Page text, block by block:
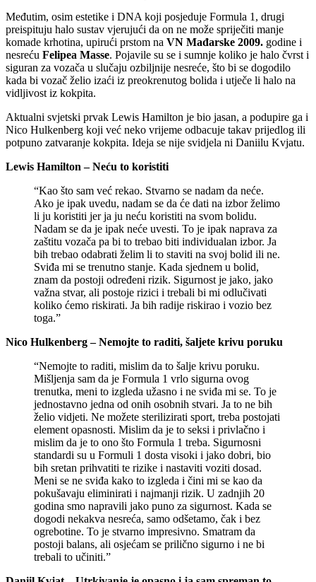
Međutim, osim estetike i DNA koji posjeduje Formula 1, drugi
preispituju halo sustav vjerujući da on ne može spriječiti manje
komade krhotina, upirući prstom na VN Mađarske 2009. godine i
nesreću Felipea Masse. Pojavile su se i sumnje koliko je halo čvrst i
siguran za vozača u slučaju ozbiljnije nesreće, što bi se dogodilo
kada bi vozač želio izaći iz preokrenutog bolida i utječe li halo na
vidljivost iz kokpita.
Aktualni svjetski prvak Lewis Hamilton je bio jasan, a podupire ga i
Nico Hulkenberg koji već neko vrijeme odbacuje takav prijedlog ili
potpuno zatvaranje kokpita. Ideja se nije svidjela ni Daniilu Kvjatu.
Lewis Hamilton – Neću to koristiti
“Kao što sam već rekao. Stvarno se nadam da neće.
Ako je ipak uvedu, nadam se da će dati na izbor želimo
li ju koristiti jer ja ju neću koristiti na svom bolidu.
Nadam se da je ipak neće uvesti. To je ipak naprava za
zaštitu vozača pa bi to trebao biti individualan izbor. Ja
bih trebao odabrati želim li to staviti na svoj bolid ili ne.
Sviđa mi se trenutno stanje. Kada sjednem u bolid,
znam da postoji određeni rizik. Sigurnost je jako, jako
važna stvar, ali postoje rizici i trebali bi mi odlučivati
koliko ćemo riskirati. Ja bih radije riskirao i vozio bez
toga.”
Nico Hulkenberg – Nemojte to raditi, šaljete krivu poruku
“Nemojte to raditi, mislim da to šalje krivu poruku.
Mišljenja sam da je Formula 1 vrlo sigurna ovog
trenutka, meni to izgleda užasno i ne sviđa mi se. To je
jednostavno jedna od onih osobnih stvari. Ja to ne bih
želio vidjeti. Ne možete sterilizirati sport, treba postojati
element opasnosti. Mislim da je to seksi i privlačno i
mislim da je to ono što Formula 1 treba. Sigurnosni
standardi su u Formuli 1 dosta visoki i jako dobri, bio
bih sretan prihvatiti te rizike i nastaviti voziti dosad.
Meni se ne sviđa kako to izgleda i čini mi se kao da
pokušavaju eliminirati i najmanji rizik. U zadnjih 20
godina smo napravili jako puno za sigurnost. Kada se
dogodi nekakva nesreća, samo odšetamo, čak i bez
ogrebotine. To je stvarno impresivno. Smatram da
postoji balans, ali osjećam se prilično sigurno i ne bi
trebali to učiniti.”